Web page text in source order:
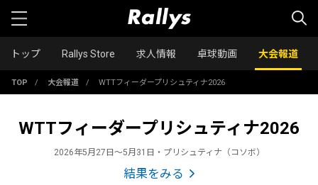
トップ Rallys Store 求人情報 卓球動画 大会報道
TOP / 大会報道 / WTTフィーダープリシュティナ2026
WTTフィーダープリシュティナ2026
2026年5月27日〜5月31日・プリシュティナ（コソボ）
結果をみる